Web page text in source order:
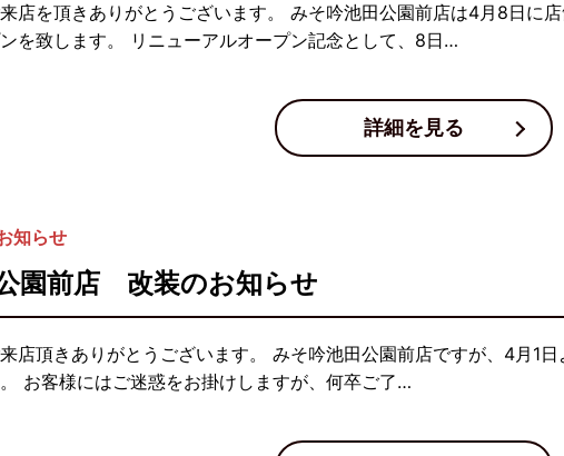
店を頂きありがとうございます。 みそ吟池田公園前店は4月8日に
を致します。 リニューアルオープン記念として、8日…
詳細を見る
知らせ
園前店 改装のお知らせ
店頂きありがとうございます。 みそ吟池田公園前店ですが、4月1
お客様にはご迷惑をお掛けしますが、何卒ご了…